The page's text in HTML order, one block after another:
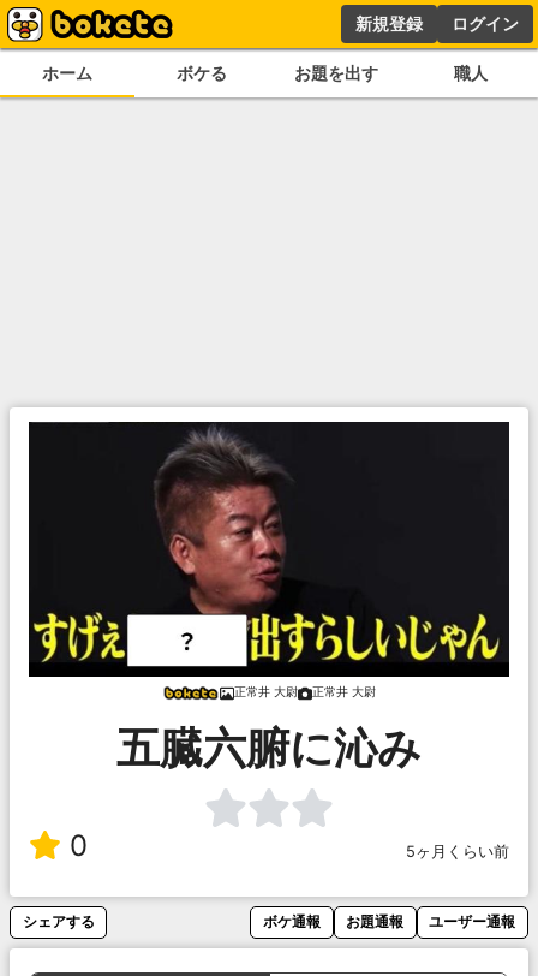
新規登録 ログイン
ホーム ボケる お題を出す 職人
正常井 大尉 正常井 大尉
五臓六腑に沁み
0 5ヶ月くらい前
シェアする ボケ通報 お題通報 ユーザー通報